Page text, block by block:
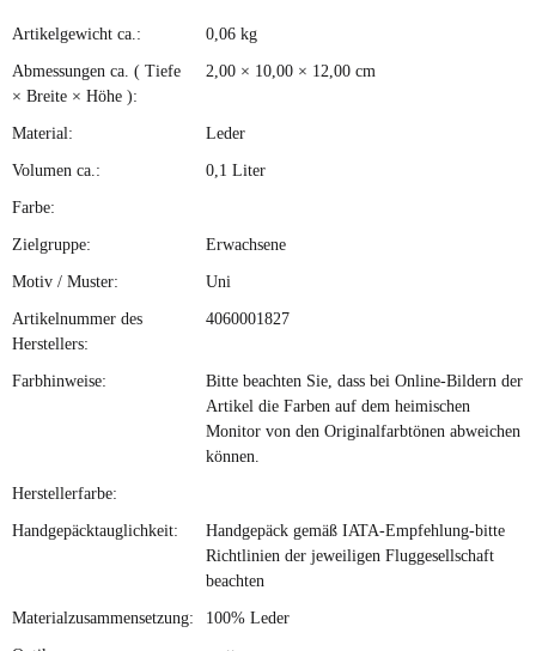
Produkteigenschaft
Wert
Artikelgewicht ca.: 0,06 kg
Abmessungen ca. ( Tiefe
× Breite × Höhe ):
2,00 × 10,00 × 12,00 cm
Material: Leder
Volumen ca.: 0,1 Liter
Farbe:
Zielgruppe: Erwachsene
Motiv / Muster: Uni
Artikelnummer des
Herstellers:
4060001827
Farbhinweise:
Bitte beachten Sie, dass bei Online-Bildern der
Artikel die Farben auf dem heimischen
Monitor von den Originalfarbtönen abweichen
können.
Herstellerfarbe:
Handgepäcktauglichkeit:
Handgepäck gemäß IATA-Empfehlung-bitte
Richtlinien der jeweiligen Fluggesellschaft
beachten
Materialzusammensetzung: 100% Leder